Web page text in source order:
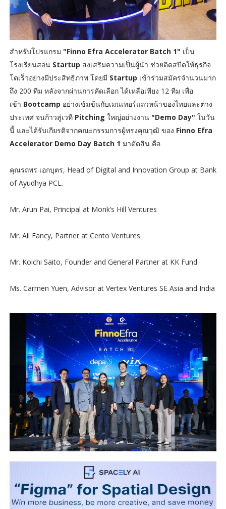
สำหรับโปรแกรม "Finno Efra Accelerator Batch 1" เป็น
โรงเรียนสอน Startup ส่งเสริมความเป็นผู้นำ ช่วยติดสปีดให้ธุรกิจ
โตเร็วอย่างมีประสิทธิภาพ โดยมี Startup เข้าร่วมสมัครจำนวนมาก
ถึง 200 ทีม หลังจากผ่านการคัดเลือก ได้เหลือเพียง 12 ทีม เพื่อ
เข้า Bootcamp อย่างเข้มข้นกับเมนเทอร์แถวหน้าของไทยและต่าง
ประเทศ จนก้าวสู่เวที Pitching ใหญ่อย่างงาน"Demo Day" ในวัน
นี้ และได้รับเกียรติจากคณะกรรมการผู้ทรงคุณวุฒิ ของ Finno Efra
Accelerator Demo Day Batch 1 มาตัดสิน คือ
คุณรถพร เอกบุตร, Head of Digital and Innovation Group at Bank
of Ayudhya PCL.
Mr. Arun Pai, Principal at Monk’s Hill Ventures
Mr. Ali Fancy, Partner at Cento Ventures
Mr. Koichi Saito, Founder and General Partner at KK Fund
Ms. Carmen Yuen, Advisor at Vertex Ventures SE Asia and India